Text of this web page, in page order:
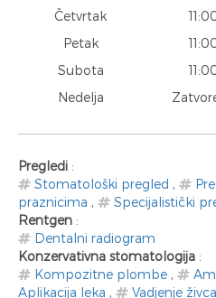
Četvrtak
Petak
Subota
Nedelja
Pregledi :
Stomatološki pregled ,
praznicima ,
Specijalistički
Rentgen :
Dentalni radiogram
Konzervativna stomatologija :
Kompozitne plombe ,
Aplikacija leka , Vadjenje živca